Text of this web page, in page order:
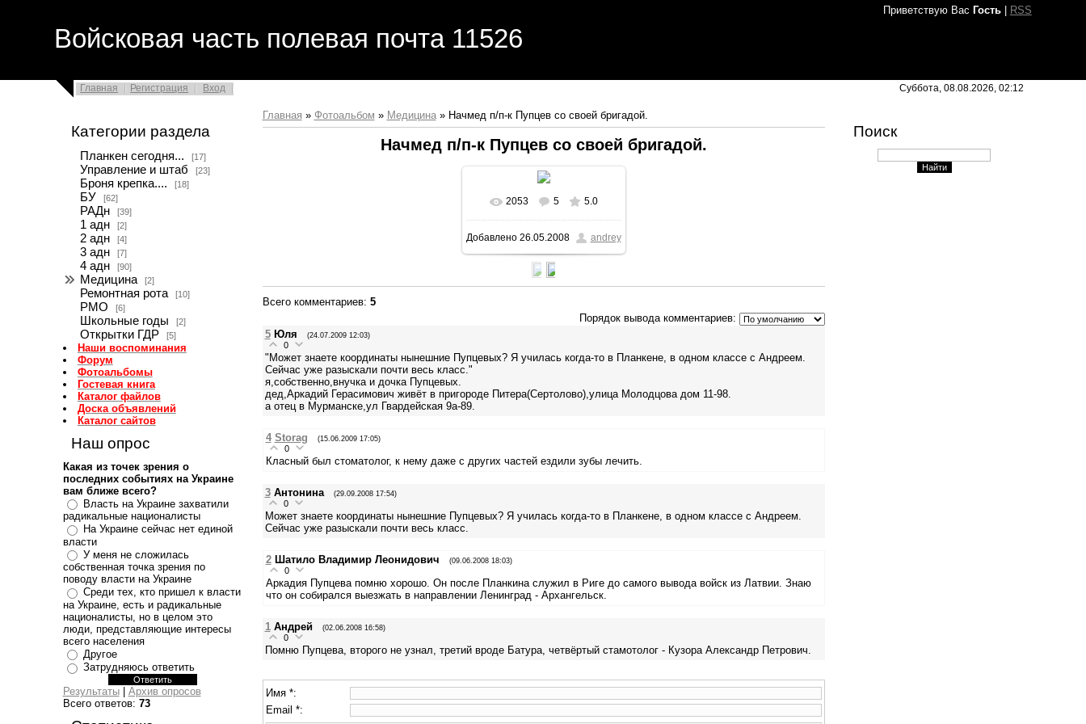
Приветствую Вас Гость| RSS
Войсковая часть полевая почта 11526
Главная Регистрация Вход Суббота, 08.08.2026, 02:12
Категории раздела
Планкен сегодня... [17]
Управление и штаб [23]
Броня крепка.... [18]
БУ [62]
РАДн [39]
1 адн [2]
2 адн [4]
3 адн [7]
4 адн [90]
Медицина [2]
Ремонтная рота [10]
РМО [6]
Школьные годы [2]
Открытки ГДР [5]
Наши воспоминания
Форум
Фотоальбомы
Гостевая книга
Каталог файлов
Доска объявлений
Каталог сайтов
Наш опрос
Какая из точек зрения о
последних событиях на Украине
вам ближе всего?
Власть на Украине захватили
радикальные националисты
На Украине сейчас нет единой
власти
У меня не сложилась
собственная точка зрения по
поводу власти на Украине
Среди тех, кто пришел к власти
на Украине, есть и радикальные
националисты, но в целом это
люди, представляющие интересы
всего населения
Другое
Затрудняюсь ответить
Результаты| Архив опросов
Всего ответов: 73
Главная » Фотоальбом » Медицина» Начмед п/п-к Пупцев со своей бригадой.
Начмед п/п-к Пупцев со своей бригадой.
2053 5 5.0
Добавлено26.05.2008 andrey
Всего комментариев: 5
Порядок вывода комментариев:
5 Юля (24.07.2009 12:03)
0
"Может знаете координаты нынешние Пупцевых? Я училась когда-то в Планкене, в одном классе с Андреем.
Сейчас уже разыскали почти весь класс."
я,собственно,внучка и дочка Пупцевых.
дед,Аркадий Герасимович живёт в пригороде Питера(Сертолово),улица Молодцова дом 11-98.
а отец в Мурманске,ул Гвардейская 9а-89.
4 Storag (15.06.2009 17:05)
0
Класный был стоматолог, к нему даже с других частей ездили зубы лечить.
3 Антонина (29.09.2008 17:54)
0
Может знаете координаты нынешние Пупцевых? Я училась когда-то в Планкене, в одном классе с Андреем.
Сейчас уже разыскали почти весь класс.
2 Шатило Владимир Леонидович (09.06.2008 18:03)
0
Аркадия Пупцева помню хорошо. Он после Планкина служил в Риге до самого вывода войск из Латвии. Знаю
что он собирался выезжать в направлении Ленинград - Архангельск.
1 Андрей (02.06.2008 16:58)
0
Помню Пупцева, второго не узнал, третий вроде Батура, четвёртый стамотолог - Кузора Александр Петрович.
Имя *:
Email *:
Поиск